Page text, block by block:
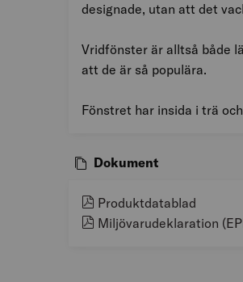
designade, utan att det
Vridfönster är alltså både
att de är så populära.
Fönstret har insida i trä
Dokument
Produktdatablad
Miljövarudeklaration